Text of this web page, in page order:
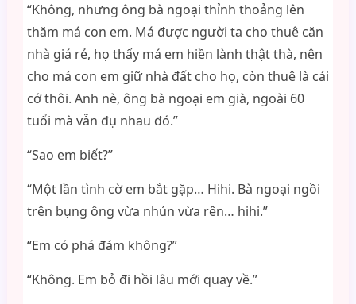
“Không, nhưng ông bà ngoại thỉnh thoảng lên
thăm má con em. Má được người ta cho thuê căn
nhà giá rẻ, họ thấy má em hiền lành thật thà, nên
cho má con em giữ nhà đất cho họ, còn thuê là cái
cớ thôi. Anh nè, ông bà ngoại em già, ngoài 60
tuổi mà vẫn đụ nhau đó.”
“Sao em biết?”
“Một lần tình cờ em bắt gặp… Hihi. Bà ngoại ngồi
trên bụng ông vừa nhún vừa rên… hihi.”
“Em có phá đám không?”
“Không. Em bỏ đi hồi lâu mới quay về.”